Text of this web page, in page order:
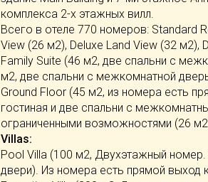
комплекса 2-х этажных вилл.
Всего в отеле 770 номеров: Standard
View (26 м2), Deluxe Land View (32 м2),
Family Suite (46 м2, две спальни с
м2, две спальни с межкомнатной
Ground Floor (45 м2, из номера есть
гостиная и две спальни с
ограниченными возможностями (26
Villas:
Pool Villa (100 м2, Двухэтажный
двери). Из номера есть прямой выход